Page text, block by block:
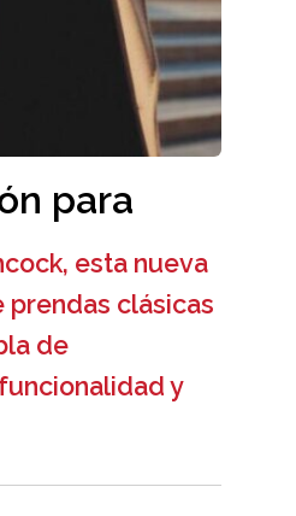
para
esta nueva
prendas clásicas
de
y